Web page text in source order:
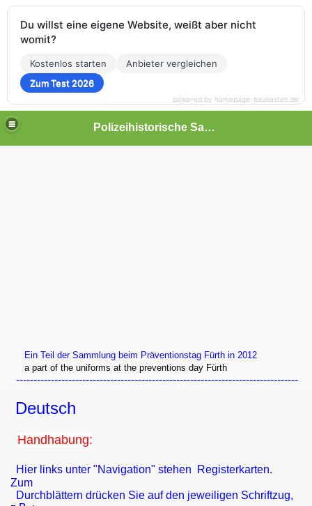
Polizeihistorische Sammlung
Ein Teil der Sammlung beim Präventionstag Fürth in 2012
a part of the uniforms at the preventions day Fürth
---------------------------------------------------------------------------------
Deutsch
Handhabung:
Hier links unter "Navigation" stehen Registerkarten.
Zum
Durchblättern drücken Sie auf den jeweiligen Schriftzug,
Du willst eine eigene Website, weißt aber nicht
womit?
Kostenlos starten
Anbieter vergleichen
Zum Test 2026
powered by homepage-baukasten.de